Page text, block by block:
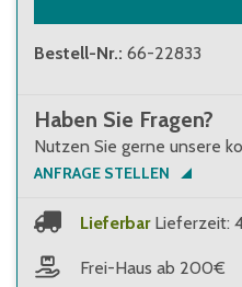
Bestell-Nr.: 66-22833
Haben Sie Fragen?
Nutzen Sie gerne unsere
ANFRAGE STELLEN
Lieferbar Lieferzeit:
Frei-Haus ab 200€